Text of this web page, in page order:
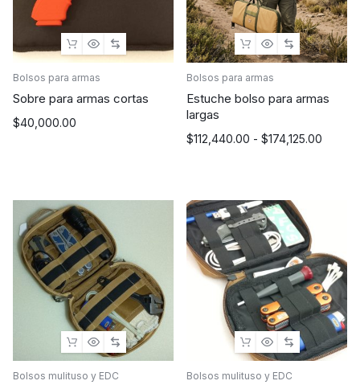
Bolsos para armas
Sobre para armas cortas
$40,000.00
Bolsos para armas
Estuche bolso para armas
largas
$112,440.00 - $174,125.00
Rango
$112,440.00
hasta
$174,125.00
Bolsos mulituso y EDC Bolsos mulituso y EDC